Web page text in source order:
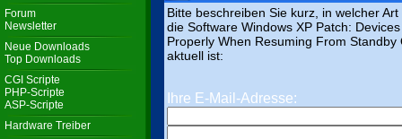
Forum
Newsletter
Neue Downloads
Top Downloads
CGI Scripte
PHP-Scripte
ASP-Scripte
Hardware Treiber
Bitte beschreiben Sie kurz, in welcher
die Software Windows XP Patch:
Properly When Resuming From Standby
aktuell ist:
Ihre E-Mail-Adresse: